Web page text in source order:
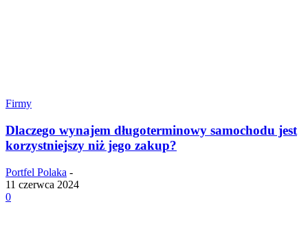
Firmy
Dlaczego wynajem długoterminowy samochodu jest
korzystniejszy niż jego zakup?
Portfel Polaka -
11 czerwca 2024
0